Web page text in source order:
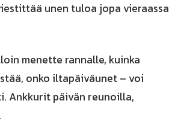
unen tuloa jopa vieraassa
menette rannalle, kuinka
onko iltapäiväunet – voi
Ankkurit päivän reunoilla,